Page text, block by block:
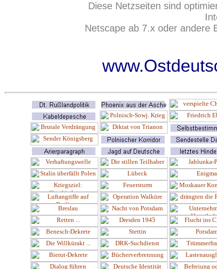
Diese Netzseiten sind
Netscape ab 7.x oder andere